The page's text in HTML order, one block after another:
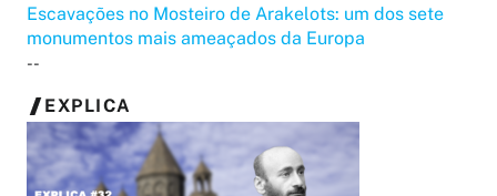
Escavações no Mosteiro de Arakelots: um dos sete
monumentos mais ameaçados da Europa
--
EXPLICA